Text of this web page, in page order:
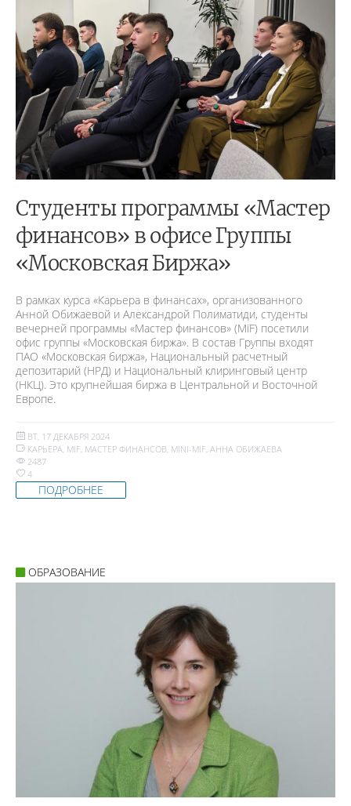
Студенты программы «Мастер
финансов» в офисе Группы
«Московская Биржа»
В рамках курса «Карьера в финансах», организованного
Анной Обижаевой и Александрой Полиматиди, студенты
вечерней программы «Мастер финансов» (MiF) посетили
офис группы «Московская биржа». В состав Группы входят
ПАО «Московская биржа», Национальный расчетный
депозитарий (НРД) и Национальный клиринговый центр
(НКЦ). Это крупнейшая биржа в Центральной и Восточной
Европе.
ВТ, 17 ДЕКАБРЯ 2024
КАРЬЕРА, MIF, МАСТЕР ФИНАНСОВ, MINI-MIF, АННА ОБИЖАЕВА
2487
4
ПОДРОБНЕЕ
ОБРАЗОВАНИЕ